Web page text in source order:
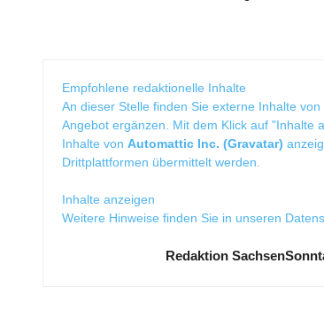
Empfohlene redaktionelle Inhalte
An dieser Stelle finden Sie externe Inhalte von
Angebot ergänzen. Mit dem Klick auf "Inhalte
Inhalte von Automattic Inc. (Gravatar)
Drittplattformen übermittelt werden.
Inhalte anzeigen
Weitere Hinweise finden Sie in unseren
Redaktion